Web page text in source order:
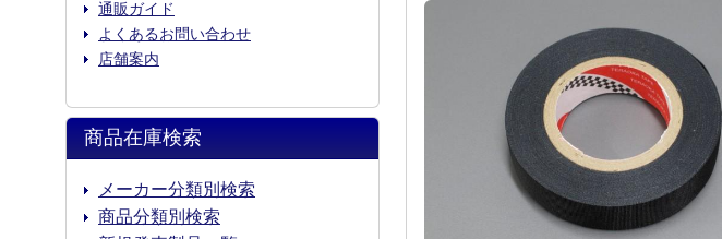
通販ガイド
よくあるお問い合わせ
店舗案内
商品在庫検索
メーカー分類別検索
商品分類別検索